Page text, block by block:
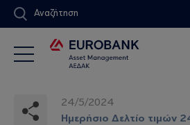
Αναζήτηση
24/5/2024
Ημερήσιο Δελτίο τιμών